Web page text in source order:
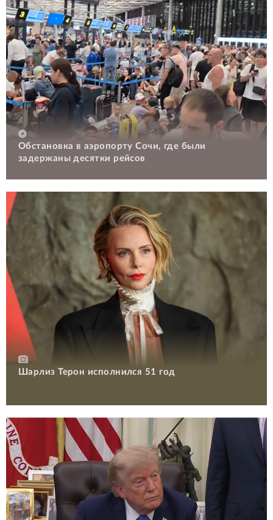
Обстановка в аэропорту Сочи, где были
задержаны десятки рейсов
Шарлиз Терон исполнился 51 год